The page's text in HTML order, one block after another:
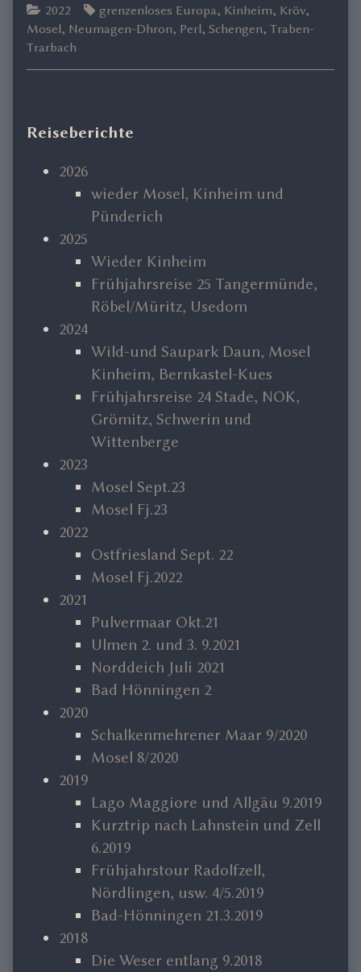
Categories
2022 Tags
grenzenloses Europa, Kinheim, Kröv,
Mosel, Neumagen-Dhron, Perl, Schengen, Traben-
Trarbach
Primary
Sidebar
Reiseberichte
2026
wieder Mosel, Kinheim und
Pünderich
2025
Wieder Kinheim
Frühjahrsreise 25 Tangermünde,
Röbel/Müritz, Usedom
2024
Wild-und Saupark Daun, Mosel
Kinheim, Bernkastel-Kues
Frühjahrsreise 24 Stade, NOK,
Grömitz, Schwerin und
Wittenberge
2023
Mosel Sept.23
Mosel Fj.23
2022
Ostfriesland Sept. 22
Mosel Fj.2022
2021
Pulvermaar Okt.21
Ulmen 2. und 3. 9.2021
Norddeich Juli 2021
Bad Hönningen 2
2020
Schalkenmehrener Maar 9/2020
Mosel 8/2020
2019
Lago Maggiore und Allgäu 9.2019
Kurztrip nach Lahnstein und Zell
6.2019
Frühjahrstour Radolfzell,
Nördlingen, usw. 4/5.2019
Bad-Hönningen 21.3.2019
2018
Die Weser entlang 9.2018